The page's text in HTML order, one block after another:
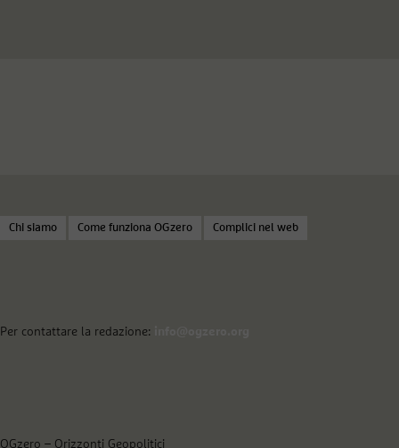
Chi siamo Come funziona OGzero Complici nel web
Per contattare la redazione:
OGzero – Orizzonti Geopolitici